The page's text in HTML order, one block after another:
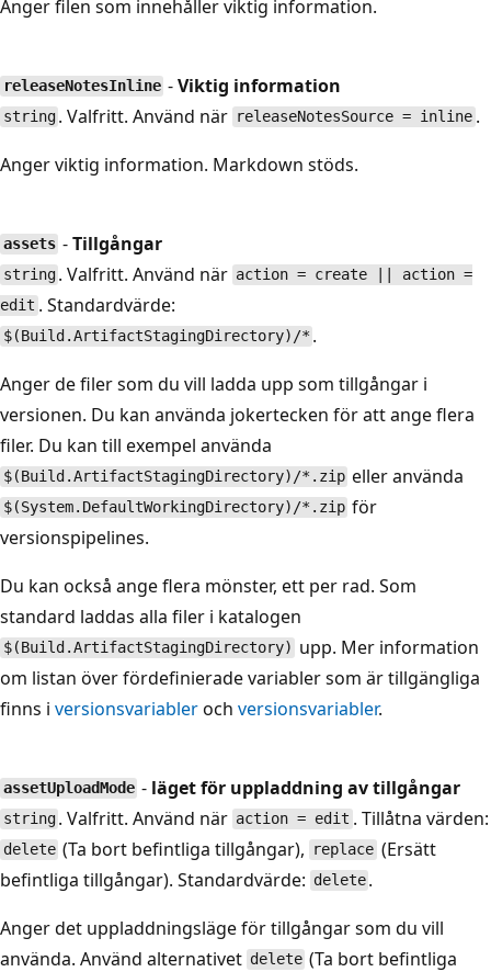
Anger filen som innehåller viktig information.
releaseNotesInline -Viktig information
string . Valfritt. Använd när releaseNotesSource = inline .
Anger viktig information. Markdown stöds.
assets -Tillgångar
string . Valfritt. Använd när action = create || action =
edit . Standardvärde:
$(Build.ArtifactStagingDirectory)/* .
Anger de filer som du vill ladda upp som tillgångar i
versionen. Du kan använda jokertecken för att ange flera
filer. Du kan till exempel använda
$(Build.ArtifactStagingDirectory)/*.zip eller använda
$(System.DefaultWorkingDirectory)/*.zip för
versionspipelines.
Du kan också ange flera mönster, ett per rad. Som
standard laddas alla filer i katalogen
$(Build.ArtifactStagingDirectory) upp. Mer information
om listan över fördefinierade variabler som är tillgängliga
finns i versionsvariableroch versionsvariabler.
assetUploadMode - läget för uppladdning av tillgångar
string . Valfritt. Använd när action = edit . Tillåtna värden:
delete (Ta bort befintliga tillgångar), replace (Ersätt
befintliga tillgångar). Standardvärde: delete .
Anger det uppladdningsläge för tillgångar som du vill
använda. Använd alternativet delete (Ta bort befintliga